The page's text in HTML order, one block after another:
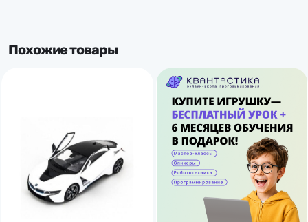
Похожие товары